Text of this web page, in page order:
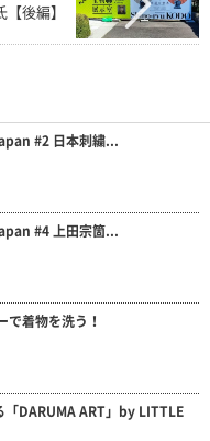
後編】
#2 日本刺繍...
#4 上田宗箇...
で着物を洗う！
「DARUMA ART」by LITTLE